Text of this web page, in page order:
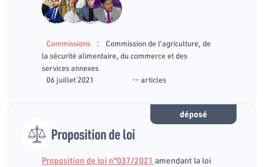
Commissions :
Commission de l’agriculture, de
la sécurité alimentaire, du commerce et des
services annexes
06 juillet 2021
-- articles
déposé
Proposition de loi
Proposition de loi n°037/2021 amendant la loi